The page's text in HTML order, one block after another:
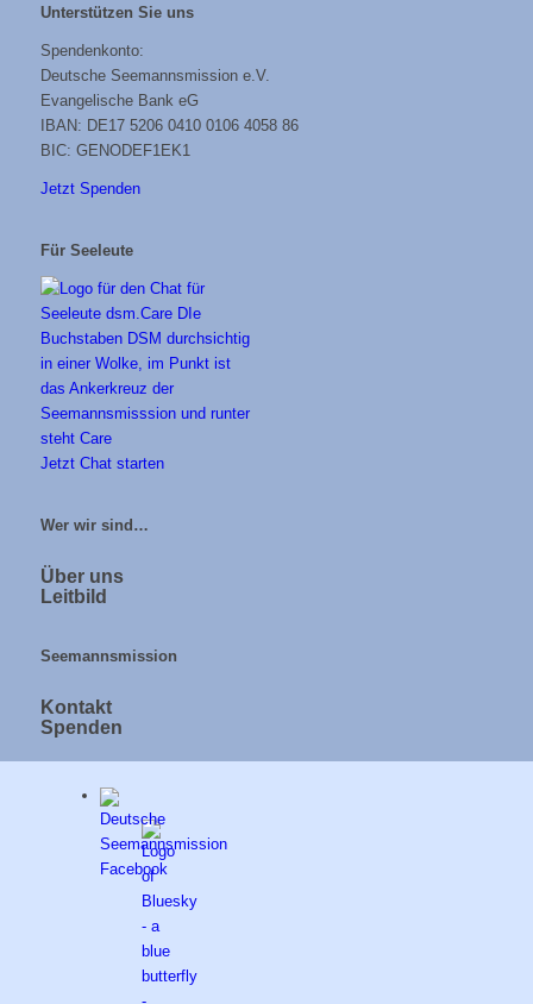
Unterstützen Sie uns
Spendenkonto:
Deutsche Seemannsmission e.V.
Evangelische Bank eG
IBAN: DE17 5206 0410 0106 4058 86
BIC: GENODEF1EK1
Jetzt Spenden
Für Seeleute
Jetzt Chat starten
Wer wir sind…
Über uns
Leitbild
Seemannsmission
Kontakt
Spenden